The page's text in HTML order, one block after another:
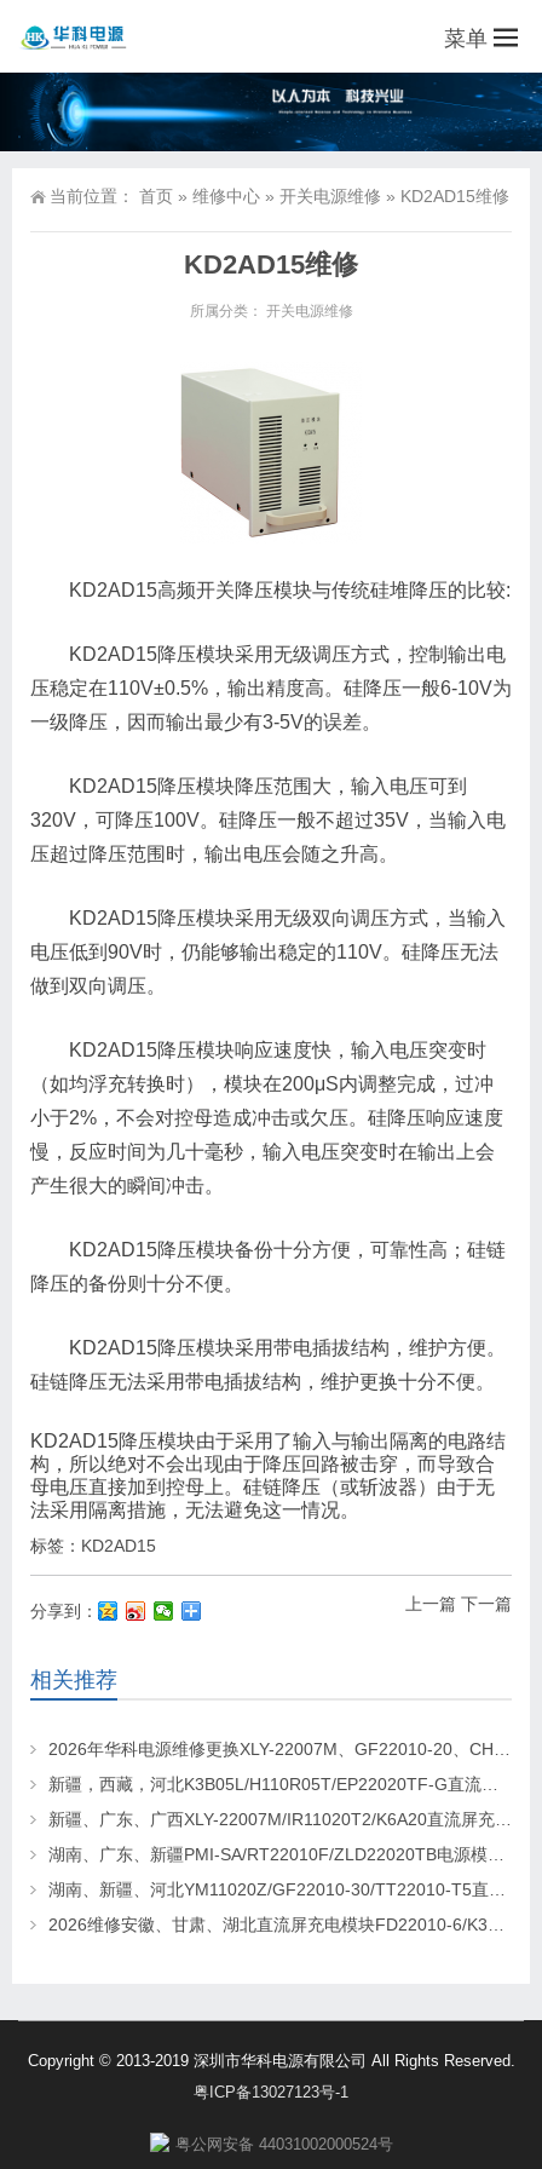
菜单
当前位置： 首页 » 维修中心 » 开关电源维修 » KD2AD15维修
KD2AD15维修
所属分类： 开关电源维修
KD2AD15高频开关降压模块与传统硅堆降压的比较:
KD2AD15降压模块采用无级调压方式，控制输出电
压稳定在110V±0.5%，输出精度高。硅降压一般6-10V为
一级降压，因而输出最少有3-5V的误差。
KD2AD15降压模块降压范围大，输入电压可到
320V，可降压100V。硅降压一般不超过35V，当输入电
压超过降压范围时，输出电压会随之升高。
KD2AD15降压模块采用无级双向调压方式，当输入
电压低到90V时，仍能够输出稳定的110V。硅降压无法
做到双向调压。
KD2AD15降压模块响应速度快，输入电压突变时
（如均浮充转换时），模块在200μS内调整完成，过冲
小于2%，不会对控母造成冲击或欠压。硅降压响应速度
慢，反应时间为几十毫秒，输入电压突变时在输出上会
产生很大的瞬间冲击。
KD2AD15降压模块备份十分方便，可靠性高；硅链
降压的备份则十分不便。
KD2AD15降压模块采用带电插拔结构，维护方便。
硅链降压无法采用带电插拔结构，维护更换十分不便。
KD2AD15降压模块由于采用了输入与输出隔离的电路结
构，所以绝对不会出现由于降压回路被击穿，而导致合
母电压直接加到控母上。硅链降压（或斩波器）由于无
法采用隔离措施，无法避免这一情况。
标签： KD2AD15
上一篇 下一篇
分享到：
相关推荐
2026年华科电源维修更换XLY-22007M、GF22010-20、CHR-22020直流屏充电模块
新疆，西藏，河北K3B05L/H110R05T/EP22020TF-G直流屏充电模块维修更换
新疆、广东、广西XLY-22007M/IR11020T2/K6A20直流屏充电模块维修更换
湖南、广东、新疆PMI-SA/RT22010F/ZLD22020TB电源模块维修更换
湖南、新疆、河北YM11020Z/GF22010-30/TT22010-T5直流屏充电模块维修更换
2026维修安徽、甘肃、湖北直流屏充电模块FD22010-6/K3B20L/GF22010-10
Copyright © 2013-2019 深圳市华科电源有限公司 All Rights Reserved.
粤ICP备13027123号-1
粤公网安备 44031002000524号